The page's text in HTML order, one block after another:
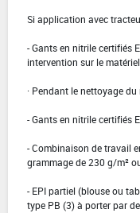
Si application avec
- Gants en nitrile certifiés
intervention sur le
· Pendant le nettoyage
- Gants en nitrile certifiés
- Combinaison de travail
grammage de 230 g/m²
- EPI partiel (blouse ou
type PB (3) à porter par